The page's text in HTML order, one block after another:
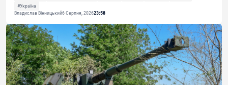
#Україна
Владислав Вінницький6 Серпня, 202623:58